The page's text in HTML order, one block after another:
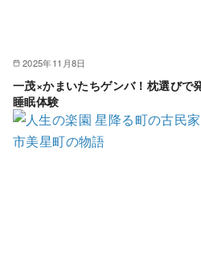
2025年11月8日
一茂×かまいたちゲンバ！枕選びで
睡眠体験